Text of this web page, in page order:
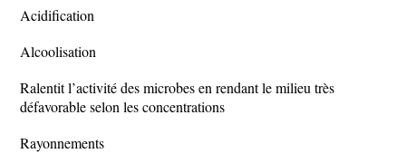
Acidification
Alcoolisation
Ralentit l’activité des microbes en rendant le milieu très
défavorable selon les concentrations
Rayonnements